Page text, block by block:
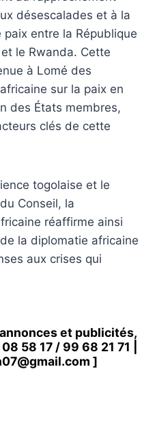
désescalades et à la
paix entre la République
le Rwanda. Cette
à Lomé des
sur la paix en
des États membres,
clés de cette
togolaise et le
Conseil, la
réaffirme ainsi
la diplomatie africaine
aux crises qui
et publicités,
58 17 / 99 68 21 71
]